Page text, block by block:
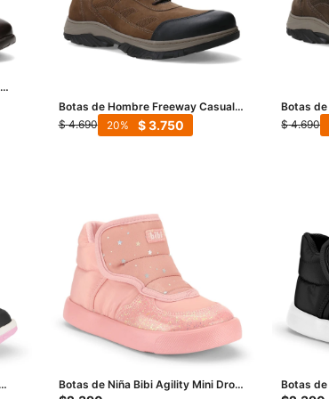
Botas de Hombre Freeway Casual
Terra - Marrón (Nobuk)
$ 4.690 $3.750
20
Botas
Terra -
$ 4.690
Botas de Niña Bibi Agility Mini Drop
Botas